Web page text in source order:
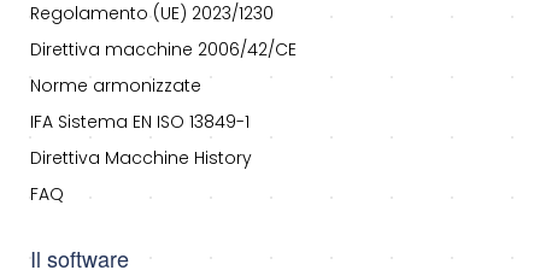
Regolamento (UE) 2023/1230
Direttiva macchine 2006/42/CE
Norme armonizzate
IFA Sistema EN ISO 13849-1
Direttiva Macchine History
FAQ
Il software